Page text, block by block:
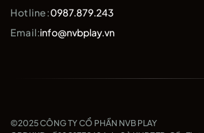
Hotline:0987.879.243
Email:info@nvbplay.vn
©2025 CÔNG TY CỔ PHẦN NVB PLAY